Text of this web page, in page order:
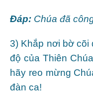
Ðáp: Chúa đã
3) Khắp nơi bờ cõi
độ của Thiên
hãy reo mừng
đàn ca!